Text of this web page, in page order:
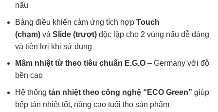
nấu
Bảng điều khiển cảm ứng tích hợp Touch
(chạm)và Slide (trượt) độc lập cho 2 vùng nấu dễ dàng
và tiện lợi khi sử dụng
Mâm nhiệt từ theo tiêu chuẩn E.G.O– Germany với độ
bền cao
Hệ thống tản nhiệt theo công nghệ “ECO Green” giúp
bếp tản nhiệt tốt, nâng cao tuổi thọ sản phẩm